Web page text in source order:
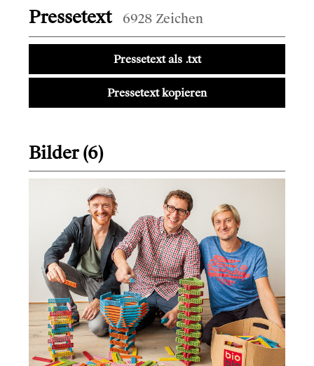
Pressetext 6928 Zeichen
Pressetext als .txt
Pressetext kopieren
Bilder (6)